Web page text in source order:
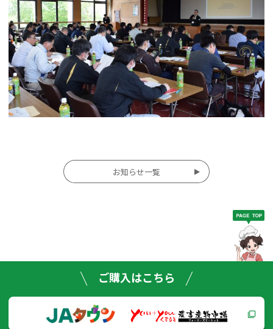
投
稿
ゲー
ショ
ン
お知らせ一覧
ご購入はこちら